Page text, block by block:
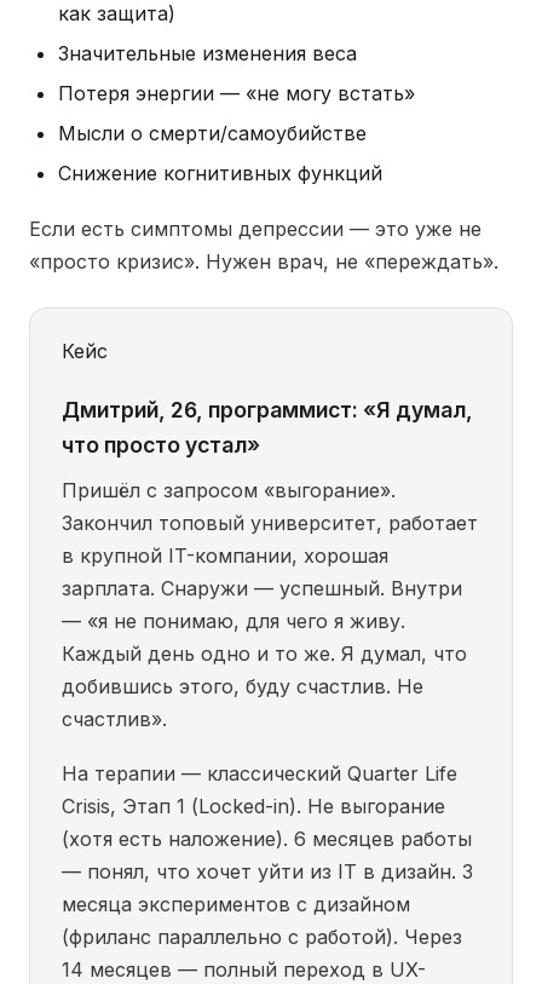
как защита)
Значительные изменения веса
Потеря энергии — «не могу встать»
Мысли о смерти/самоубийстве
Снижение когнитивных функций
Если есть симптомы депрессии — это уже не
«просто кризис». Нужен врач, не «переждать».
Кейс
Дмитрий, 26, программист: «Я думал,
что просто устал»
Пришёл с запросом «выгорание».
Закончил топовый университет, работает
в крупной IT-компании, хорошая
зарплата. Снаружи — успешный. Внутри
— «я не понимаю, для чего я живу.
Каждый день одно и то же. Я думал, что
добившись этого, буду счастлив. Не
счастлив».
На терапии — классический Quarter Life
Crisis, Этап 1 (Locked-in). Не выгорание
(хотя есть наложение). 6 месяцев работы
— понял, что хочет уйти из IT в дизайн. 3
месяца экспериментов с дизайном
(фриланс параллельно с работой). Через
14 месяцев — полный переход в UX-